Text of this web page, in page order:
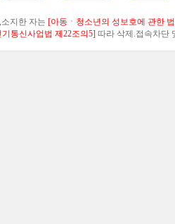
지한 자는 [아동ㆍ청소년의 성보호에 관한
기통신사업법 제22조의5] 따라 삭제.접속차단